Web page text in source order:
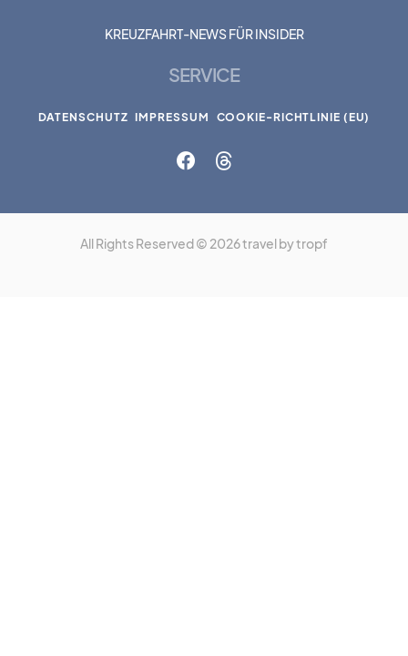
KREUZFAHRT-NEWS FÜR INSIDER
SERVICE
DATENSCHUTZ IMPRESSUM COOKIE-RICHTLINIE (EU)
All Rights Reserved © 2026 travel by tropf